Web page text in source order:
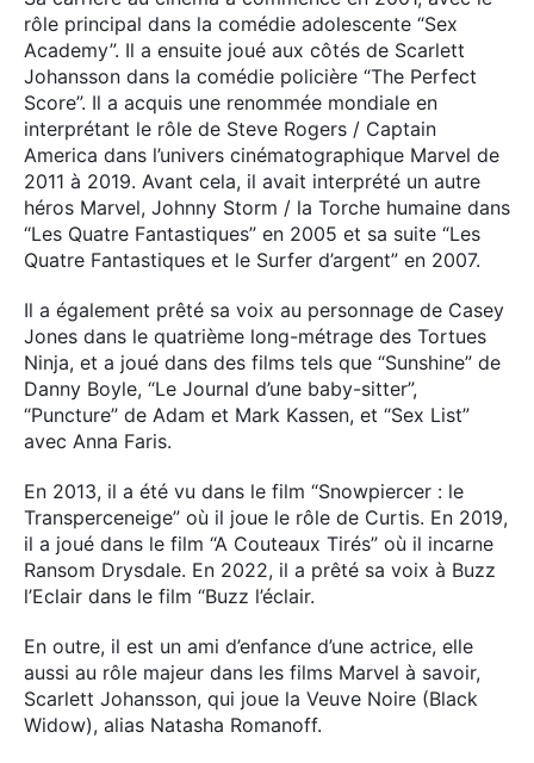
rôle principal dans la comédie adolescente “Sex
Academy”. Il a ensuite joué aux côtés de Scarlett
Johansson dans la comédie policière “The Perfect
Score”. Il a acquis une renommée mondiale en
interprétant le rôle de Steve Rogers / Captain
America dans l’univers cinématographique Marvel de
2011 à 2019. Avant cela, il avait interprété un autre
héros Marvel, Johnny Storm / la Torche humaine dans
“Les Quatre Fantastiques” en 2005 et sa suite “Les
Quatre Fantastiques et le Surfer d’argent” en 2007.
Il a également prêté sa voix au personnage de Casey
Jones dans le quatrième long-métrage des Tortues
Ninja, et a joué dans des films tels que “Sunshine” de
Danny Boyle, “Le Journal d’une baby-sitter”,
“Puncture” de Adam et Mark Kassen, et “Sex List”
avec Anna Faris.
En 2013, il a été vu dans le film “Snowpiercer : le
Transperceneige” où il joue le rôle de Curtis. En 2019,
il a joué dans le film “A Couteaux Tirés” où il incarne
Ransom Drysdale. En 2022, il a prêté sa voix à Buzz
l’Eclair dans le film “Buzz l’éclair.
En outre, il est un ami d’enfance d’une actrice, elle
aussi au rôle majeur dans les films Marvel à savoir,
Scarlett Johansson, qui joue la Veuve Noire (Black
Widow), alias Natasha Romanoff.